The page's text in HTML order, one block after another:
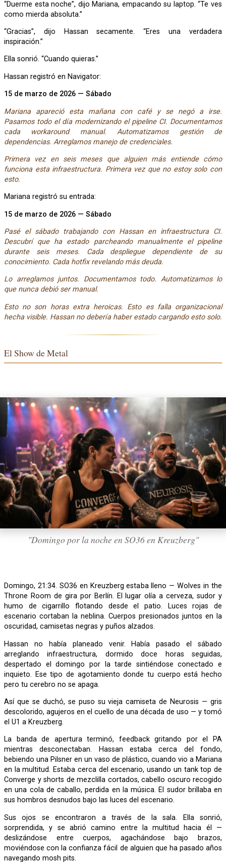
“Duerme esta noche”, dijo Mariana, empacando su laptop. “Te ves
como mierda absoluta.”
“Gracias”, dijo Hassan secamente. “Eres una verdadera
inspiración.”
Ella sonrió. “Cuando quieras.”
Hassan registró en Navigator:
15 de marzo de 2026 — Sábado
Mariana apareció esta mañana con café y se negó a irse.
Pasamos todo el día modernizando el pipeline CI. Documentamos
cada workaround manual. Automatizamos gestión de
dependencias. Arreglamos manejo de credenciales.
Primera vez en seis meses que alguien más entiende cómo
funciona esta infraestructura. Primera vez que no estoy solo con
esto.
Mariana registró su entrada:
15 de marzo de 2026 — Sábado
Pasé el sábado trabajando con Hassan en infraestructura CI.
Descubrí que ha estado parcheando manualmente el pipeline
durante seis meses. Cada despliegue dependiente de su
conocimiento. Cada hotfix revelando más deuda.
Lo arreglamos juntos. Documentamos todo. Automatizamos lo
que nunca debió ser manual.
Esto no son horas extra heroicas. Esto es falla organizacional
hecha visible. Hassan no debería haber estado cargando esto solo.
El Show de Metal
"Domingo por la noche en SO36 en Kreuzberg"
Domingo, 21:34. SO36 en Kreuzberg estaba lleno — Wolves in the
Throne Room de gira por Berlín. El lugar olía a cerveza, sudor y
humo de cigarrillo flotando desde el patio. Luces rojas de
escenario cortaban la neblina. Cuerpos presionados juntos en la
oscuridad, camisetas negras y puños alzados.
Hassan no había planeado venir. Había pasado el sábado
arreglando infraestructura, dormido doce horas seguidas,
despertado el domingo por la tarde sintiéndose conectado e
inquieto. Ese tipo de agotamiento donde tu cuerpo está hecho
pero tu cerebro no se apaga.
Así que se duchó, se puso su vieja camiseta de Neurosis — gris
descolorido, agujeros en el cuello de una década de uso — y tomó
el U1 a Kreuzberg.
La banda de apertura terminó, feedback gritando por el PA
mientras desconectaban. Hassan estaba cerca del fondo,
bebiendo una Pilsner en un vaso de plástico, cuando vio a Mariana
en la multitud. Estaba cerca del escenario, usando un tank top de
Converge y shorts de mezclilla cortados, cabello oscuro recogido
en una cola de caballo, perdida en la música. El sudor brillaba en
sus hombros desnudos bajo las luces del escenario.
Sus ojos se encontraron a través de la sala. Ella sonrió,
sorprendida, y se abrió camino entre la multitud hacia él —
deslizándose entre cuerpos, agachándose bajo brazos,
moviéndose con la confianza fácil de alguien que ha pasado años
navegando mosh pits.